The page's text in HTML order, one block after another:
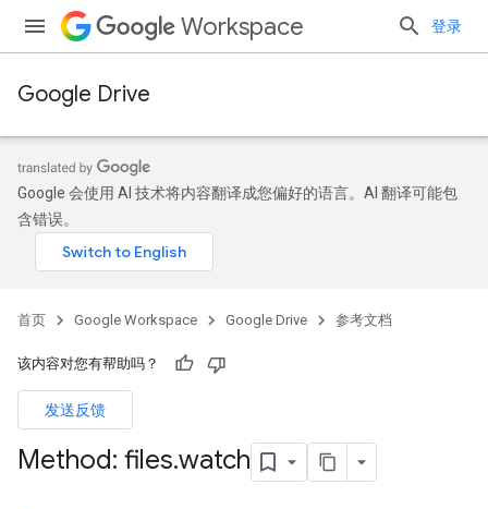
Workspace 登录
Google Drive
Google 会使用 AI 技术将内容翻译成您偏好的语言。AI 翻译可能包
含错误。
首页 Google Workspace Google Drive 参考文档
该内容对您有帮助吗？
发送反馈
Method: files.watch